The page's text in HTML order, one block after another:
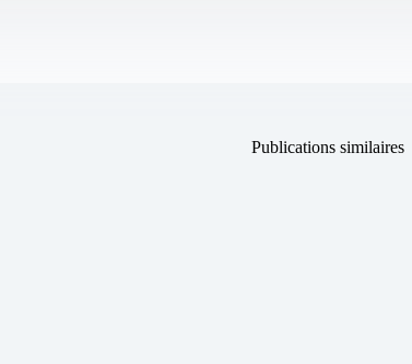
Publications similaires